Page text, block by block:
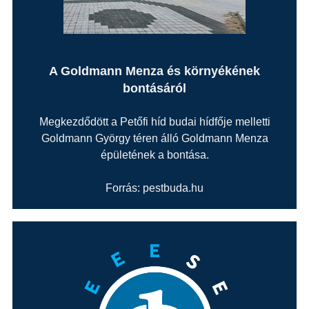
A Goldmann Menza és környékének
bontásáról
Megkezdődött a Petőfi híd budai hídfője melletti
Goldmann György téren álló Goldmann Menza
épületének a bontása.
Forrás: pestbuda.hu